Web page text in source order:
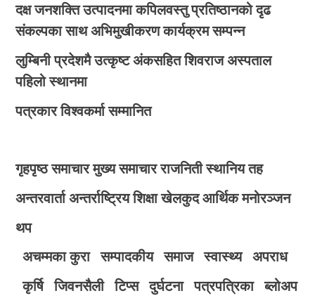
दक्ष जनशक्ति उत्पादनमा कपिलवस्तु प्रतिष्ठानको दृढ
संकल्पका साथ अभिमुखीकरण कार्यक्रम सम्पन्न
लुम्बिनी प्रदेशमै उत्कृष्ट अंकसहित शिवराज अस्पताल
पहिलो स्थानमा
पत्रकार विश्वकर्मा सम्मानित
गृहपृष्ठ समाचार मुख्य समाचार राजनिती स्थानिय तह
अन्तरवार्ता अन्तर्राष्ट्रिय शिक्षा खेलकुद आर्थिक मनोरञ्जन
थप
अचम्मका कुरा
सम्पादकीय समाज स्वास्थ्य
अपराध
कृर्षि
जिवनसैली टिप्स दुर्घटना पत्रपत्रिका
ब्लोअप